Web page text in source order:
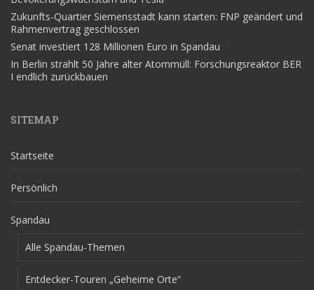
Zukunfts-Quartier Siemensstadt kann starten: FNP geändert und
Rahmenvertrag geschlossen
Senat investiert 128 Millionen Euro in Spandau
In Berlin strahlt 50 Jahre alter Atommüll: Forschungsreaktor BER
I endlich zurückbauen
SITEMAP
Startseite
Persönlich
Spandau
Alle Spandau-Themen
Entdecker-Touren „Geheime Orte“